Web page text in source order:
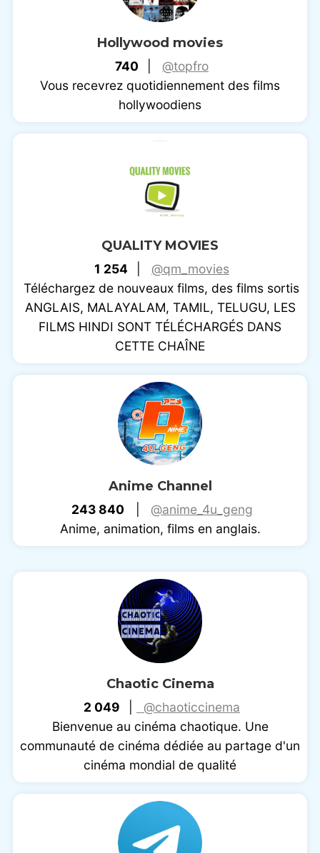
Hollywood movies
740
@topfro
Vous recevrez quotidiennement des films
hollywoodiens
QUALITY MOVIES
1 254
@qm_movies
Téléchargez de nouveaux films, des films sortis
ANGLAIS, MALAYALAM, TAMIL, TELUGU, LES
FILMS HINDI SONT TÉLÉCHARGÉS DANS
CETTE CHAÎNE
Anime Channel
243 840
@anime_4u_geng
Anime, animation, films en anglais.
Chaotic Cinema
2 049
@chaoticcinema
Bienvenue au cinéma chaotique. Une
communauté de cinéma dédiée au partage d'un
cinéma mondial de qualité